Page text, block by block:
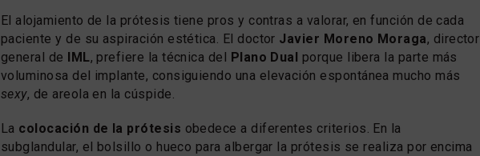
El alojamiento de la prótesis tiene pros y contras a valorar, en función de cada
paciente y de su aspiración estética. El doctor Javier Moreno Moraga, director
general de IML, prefiere la técnica del Plano Dual porque libera la parte más
voluminosa del implante, consiguiendo una elevación espontánea mucho más
sexy, de areola en la cúspide.
La colocación de la prótesis obedece a diferentes criterios. En la
subglandular, el bolsillo o hueco para albergar la prótesis se realiza por encima